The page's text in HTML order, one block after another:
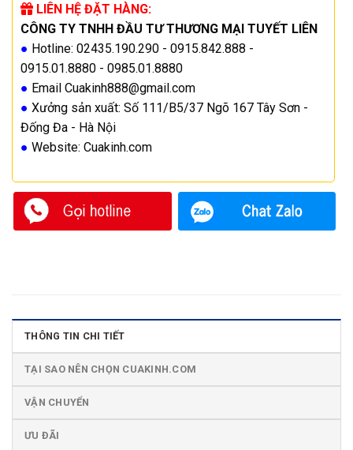
LIÊN HỆ ĐẶT HÀNG:
CÔNG TY TNHH ĐẦU TƯ THƯƠNG MẠI TUYẾT LIÊN
● Hotline: 02435.190.290 - 0915.842.888 -
0915.01.8880 - 0985.01.8880
● Email Cuakinh888@gmail.com
● Xưởng sản xuất: Số 111/B5/37 Ngõ 167 Tây Sơn -
Đống Đa - Hà Nội
● Website: Cuakinh.com
THÔNG TIN CHI TIẾT
TẠI SAO NÊN CHỌN CUAKINH.COM
VẬN CHUYỂN
ƯU ĐÃI